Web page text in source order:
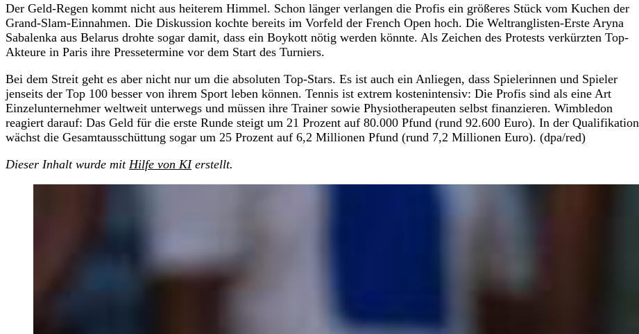
Der Geld-Regen kommt nicht aus heiterem Himmel. Schon länger verlangen die Profis ein größeres Stück vom Kuchen der
Grand-Slam-Einnahmen. Die Diskussion kochte bereits im Vorfeld der French Open hoch. Die Weltranglisten-Erste Aryna
Sabalenka aus Belarus drohte sogar damit, dass ein Boykott nötig werden könnte. Als Zeichen des Protests verkürzten Top-
Akteure in Paris ihre Pressetermine vor dem Start des Turniers.
Bei dem Streit geht es aber nicht nur um die absoluten Top-Stars. Es ist auch ein Anliegen, dass Spielerinnen und Spieler
jenseits der Top 100 besser von ihrem Sport leben können. Tennis ist extrem kostenintensiv: Die Profis sind als eine Art
Einzelunternehmer weltweit unterwegs und müssen ihre Trainer sowie Physiotherapeuten selbst finanzieren. Wimbledon
reagiert darauf: Das Geld für die erste Runde steigt um 21 Prozent auf 80.000 Pfund (rund 92.600 Euro). In der Qualifikation
wächst die Gesamtausschüttung sogar um 25 Prozent auf 6,2 Millionen Pfund (rund 7,2 Millionen Euro). (dpa/red)
Dieser Inhalt wurde mit Hilfe von KIerstellt.